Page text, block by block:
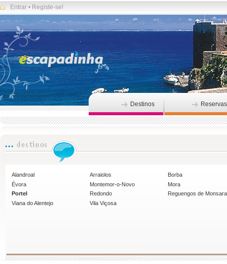
Entrar • Registe-se!
Destinos Reservas
Alandroal Arraiolos
Borba
Évora
Montemor-o-Novo
Mora
Portel
Redondo
Reguengos de
Viana do Alentejo
Vila Viçosa